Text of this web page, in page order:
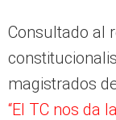
Consultado al
magistrados
“El TC nos da